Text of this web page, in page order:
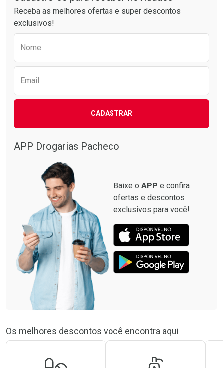
Receba as melhores ofertas e super descontos
exclusivos!
Nome
Email
CADASTRAR
APP Drogarias Pacheco
Baixe o APP e confira
ofertas e descontos
exclusivos para você!
Os melhores descontos você encontra aqui